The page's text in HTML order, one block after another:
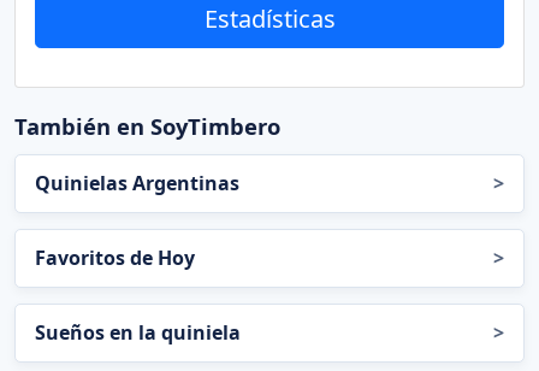
Estadísticas
También en SoyTimbero
Quinielas Argentinas >
Favoritos de Hoy >
Sueños en la quiniela >